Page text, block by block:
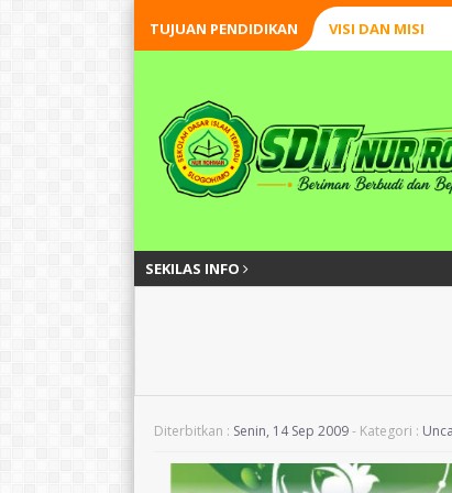
TUJUAN PENDIDIKAN VISI DAN MISI
SEKILAS INFO
Diterbitkan : Senin, 14 Sep 2009- Kategori :
Brian